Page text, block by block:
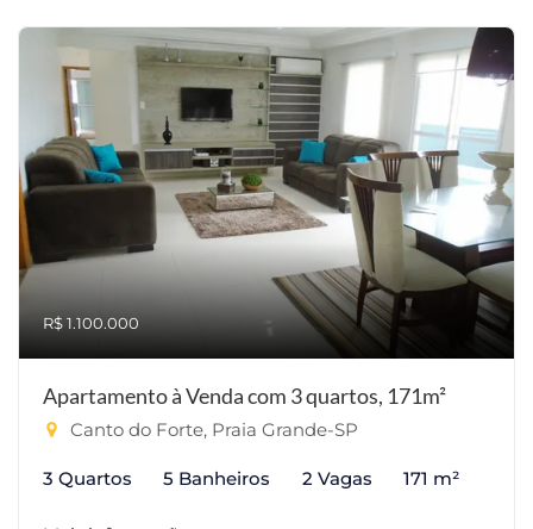
R$ 1.100.000
Apartamento à Venda com 3 quartos, 171m²
Canto do Forte, Praia Grande-SP
3 Quartos 5 Banheiros 2 Vagas 171 m²